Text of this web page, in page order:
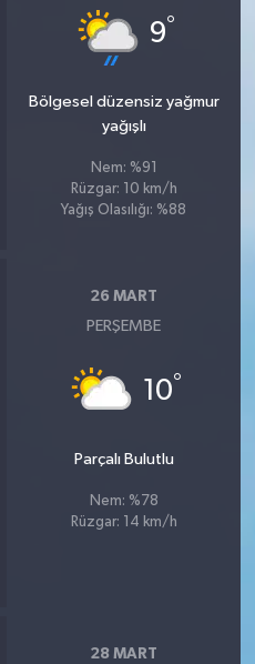
9°
Bölgesel düzensiz yağmur
yağışlı
Nem: %91
Rüzgar: 10 km/h
Yağış Olasılığı: %88
26 MART
PERŞEMBE
10°
Parçalı Bulutlu
Nem: %78
Rüzgar: 14 km/h
28 MART